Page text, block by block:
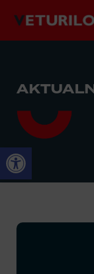
Otwórz pasek narzędzi